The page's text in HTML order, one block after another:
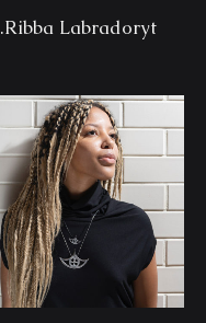
.Ribba Labradoryt